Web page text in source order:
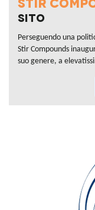
Sito
Perseguendo una
Stir Compounds
suo genere, a